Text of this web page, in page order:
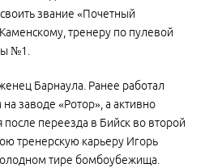
звание «Почетный
тренеру по пулевой
№1.
Барнаула. Ранее работал
заводе «Ротор», а активно
после переезда в Бийск во второй
тренерскую карьеру Игорь
тире бомбоубежища.